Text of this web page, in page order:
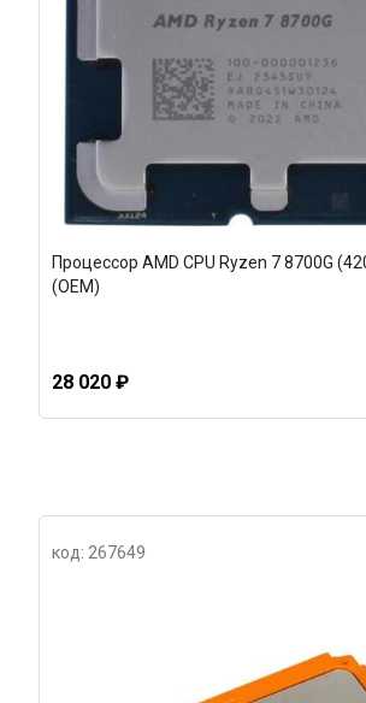
Процессор AMD CPU Ryzen 7 8700G
(OEM)
28 020 ₽
код: 267649